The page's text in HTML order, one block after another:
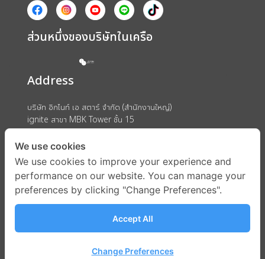
ส่วนหนึ่งของบริษัทในเครือ
Address
บริษัท อิกไนท์ เอ สตาร์ จำกัด (สำนักงานใหญ่)
ignite สาขา MBK Tower ชั้น 15
ถนนพญาไท แขวงวังใหม่ เขตปทุมวัน กรุงเทพมหานคร 10330
We use cookies
We use cookies to improve your experience and
performance on our website. You can manage your
preferences by clicking "Change Preferences".
Accept All
Change Preferences